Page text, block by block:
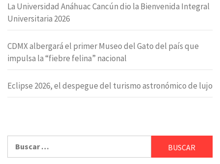
La Universidad Anáhuac Cancún dio la Bienvenida Integral
Universitaria 2026
CDMX albergará el primer Museo del Gato del país que
impulsa la “fiebre felina” nacional
Eclipse 2026, el despegue del turismo astronómico de lujo